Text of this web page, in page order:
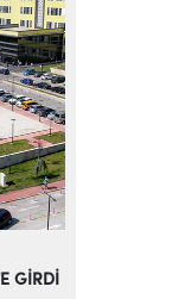
GİRDİ